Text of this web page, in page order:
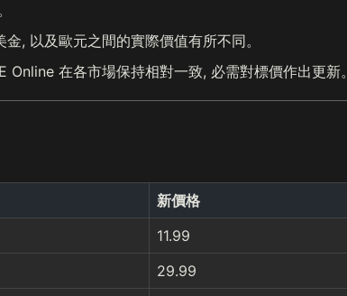
, 以及歐元之間的實際價值有所不同。
在各市場保持相對一致, 必需對標價作出更新。
新價格
11.99
29.99